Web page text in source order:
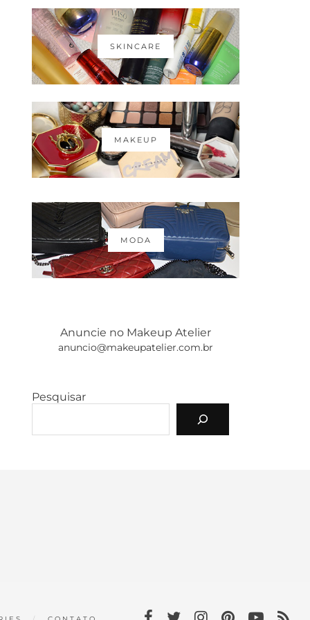
SKINCARE
MAKEUP
MODA
Anuncie no Makeup Atelier
anuncio@makeupatelier.com.br
Pesquisar